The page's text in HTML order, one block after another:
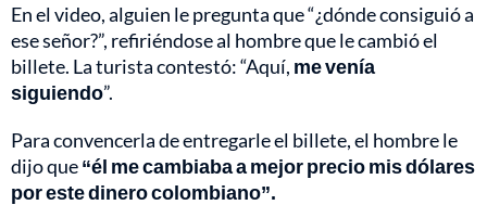
En el video, alguien le pregunta que “¿dónde consiguió a
ese señor?”, refiriéndose al hombre que le cambió el
billete. La turista contestó: “Aquí, me venía
siguiendo”.
Para convencerla de entregarle el billete, el hombre le
dijo que“él me cambiaba a mejor precio mis dólares
por este dinero colombiano”.